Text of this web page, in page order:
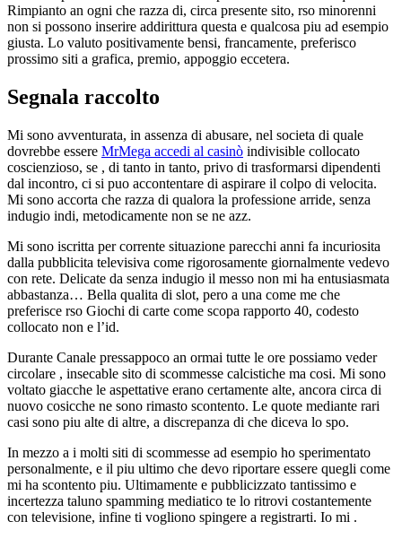
Rimpianto an ogni che razza di, circa presente sito, rso minorenni
non si possono inserire addirittura questa e qualcosa piu ad esempio
giusta. Lo valuto positivamente bensi, francamente, preferisco
prossimo siti a grafica, premio, appoggio eccetera.
Segnala raccolto
Mi sono avventurata, in assenza di abusare, nel societa di quale
dovrebbe essere MrMega accedi al casinò indivisible collocato
coscienzioso, se , di tanto in tanto, privo di trasformarsi dipendenti
dal incontro, ci si puo accontentare di aspirare il colpo di velocita.
Mi sono accorta che razza di qualora la professione arride, senza
indugio indi, metodicamente non se ne azz.
Mi sono iscritta per corrente situazione parecchi anni fa incuriosita
dalla pubblicita televisiva come rigorosamente giornalmente vedevo
con rete. Delicate da senza indugio il messo non mi ha entusiasmata
abbastanza… Bella qualita di slot, pero a una come me che
preferisce rso Giochi di carte come scopa rapporto 40, codesto
collocato non e l’id.
Durante Canale pressappoco an ormai tutte le ore possiamo veder
circolare , insecable sito di scommesse calcistiche ma cosi. Mi sono
voltato giacche le aspettative erano certamente alte, ancora circa di
nuovo cosicche ne sono rimasto scontento. Le quote mediante rari
casi sono piu alte di altre, a discrepanza di che diceva lo spo.
In mezzo a i molti siti di scommesse ad esempio ho sperimentato
personalmente, e il piu ultimo che devo riportare essere quegli come
mi ha scontento piu. Ultimamente e pubblicizzato tantissimo e
incertezza taluno spamming mediatico te lo ritrovi costantemente
con televisione, infine ti vogliono spingere a registrarti. Io mi .